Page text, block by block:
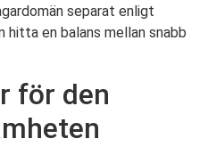
separat enligt
en balans mellan snabb
för den